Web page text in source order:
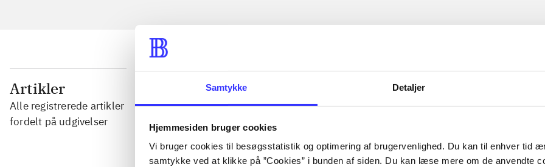
Samtykke Detaljer
Hjemmesiden bruger cookies
Vi bruger cookies til besøgsstatistik og optimering af brugervenlighed. Du kan til enhver tid
samtykke ved at klikke på ”Cookies” i bunden af siden. Du kan læse mere om de anvendte
Artikler
Alle registrerede artikler
fordelt på udgivelser
...